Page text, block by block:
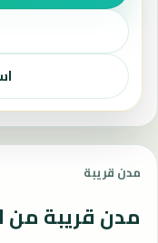
مدن قريبة
مدن قريبة من